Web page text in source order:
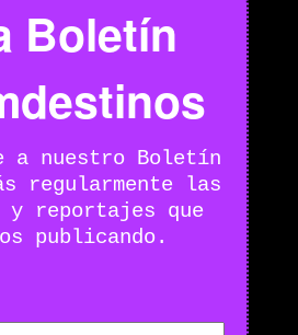
Boletín
a nuestro Boletín
regularmente las
reportajes que
publicando.